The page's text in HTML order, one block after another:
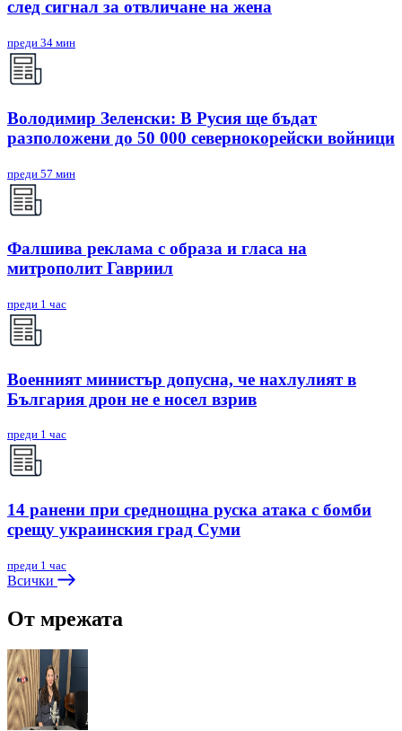
след сигнал за отвличане на жена
преди 34 мин
Володимир Зеленски: В Русия ще бъдат
разположени до 50 000 севернокорейски войници
преди 57 мин
Фалшива реклама с образа и гласа на
митрополит Гавриил
преди 1 час
Военният министър допусна, че нахлулият в
България дрон не е носел взрив
преди 1 час
14 ранени при среднощна руска атака с бомби
срещу украинския град Суми
преди 1 час
Всички
От мрежата